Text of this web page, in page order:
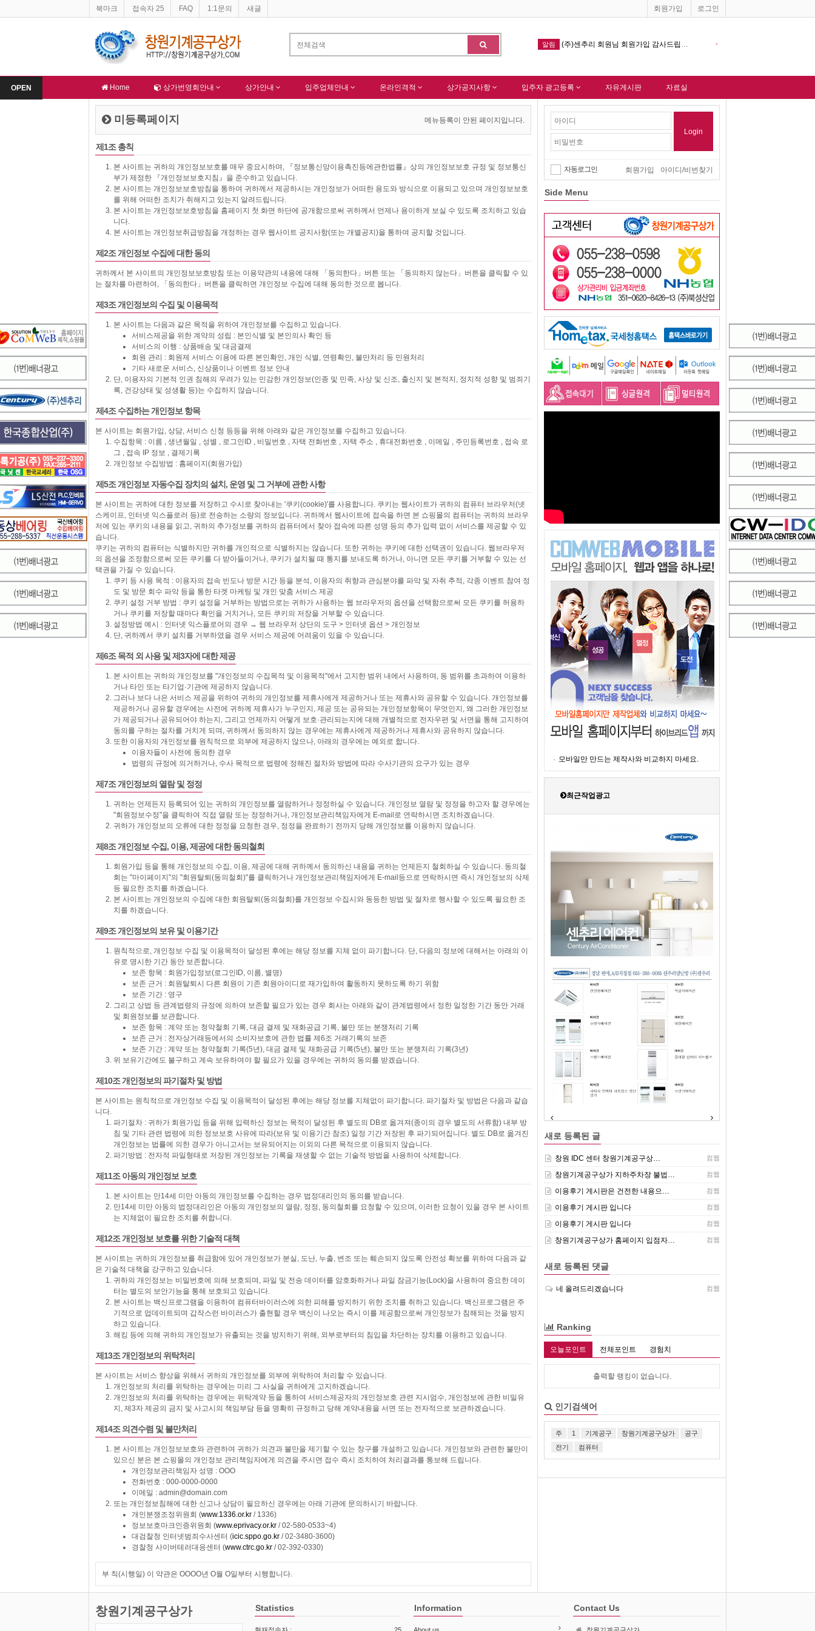
OPEN
북마크 접속자 25 FAQ 1:1문의 새글 회원가입 로그인
창원기계공구상가 홈페이지 네이버 등록완료 - 알림 한국종합산업(주) 회원님 가입을 축하드립니다 ! (주)센추리 회원님 회원가입 감사드립니다. - 알림 창원기계공구상가 홈페이지 다음포털 싸이트 등록완료 !!!
Home 상가번영회안내 상가안내 입주업체안내 온라인격적 상가공지사항 입주자 광고등록 자유게시판 자료실
미등록페이지 메뉴등록이 안된 페이지입니다.
제1조 총칙
본 사이트는 귀하의 개인정보보호를 매우 중요시하며, 『정보통신망이용촉진등에관한법률』상의 개인정보보호 규정 및 정보통신
부가 제정한 『개인정보보호지침』을 준수하고 있습니다.
본 사이트는 개인정보보호방침을 통하여 귀하께서 제공하시는 개인정보가 어떠한 용도와 방식으로 이용되고 있으며 개인정보보호
를 위해 어떠한 조치가 취해지고 있는지 알려드립니다.
본 사이트는 개인정보보호방침을 홈페이지 첫 화면 하단에 공개함으로써 귀하께서 언제나 용이하게 보실 수 있도록 조치하고 있습
니다.
본 사이트는 개인정보취급방침을 개정하는 경우 웹사이트 공지사항(또는 개별공지)을 통하여 공지할 것입니다.
제2조 개인정보 수집에 대한 동의
귀하께서 본 사이트의 개인정보보호방침 또는 이용약관의 내용에 대해 「동의한다」버튼 또는 「동의하지 않는다」버튼을 클릭할 수 있
는 절차를 마련하여, 「동의한다」버튼을 클릭하면 개인정보 수집에 대해 동의한 것으로 봅니다.
제3조 개인정보의 수집 및 이용목적
본 사이트는 다음과 같은 목적을 위하여 개인정보를 수집하고 있습니다.
서비스제공을 위한 계약의 성립 : 본인식별 및 본인의사 확인 등
서비스의 이행 : 상품배송 및 대금결제
회원 관리 : 회원제 서비스 이용에 따른 본인확인, 개인 식별, 연령확인, 불만처리 등 민원처리
기타 새로운 서비스, 신상품이나 이벤트 정보 안내
단, 이용자의 기본적 인권 침해의 우려가 있는 민감한 개인정보(인종 및 민족, 사상 및 신조, 출신지 및 본적지, 정치적 성향 및 범죄기
록, 건강상태 및 성생활 등)는 수집하지 않습니다.
제4조 수집하는 개인정보 항목
본 사이트는 회원가입, 상담, 서비스 신청 등등을 위해 아래와 같은 개인정보를 수집하고 있습니다.
수집항목 : 이름 , 생년월일 , 성별 , 로그인ID , 비밀번호 , 자택 전화번호 , 자택 주소 , 휴대전화번호 , 이메일 , 주민등록번호 , 접속 로
그 , 접속 IP 정보 , 결제기록
개인정보 수집방법 : 홈페이지(회원가입)
제5조 개인정보 자동수집 장치의 설치, 운영 및 그 거부에 관한 사항
본 사이트는 귀하에 대한 정보를 저장하고 수시로 찾아내는 '쿠키(cookie)'를 사용합니다. 쿠키는 웹사이트가 귀하의 컴퓨터 브라우저(넷
스케이프, 인터넷 익스플로러 등)로 전송하는 소량의 정보입니다. 귀하께서 웹사이트에 접속을 하면 본 쇼핑몰의 컴퓨터는 귀하의 브라우
저에 있는 쿠키의 내용을 읽고, 귀하의 추가정보를 귀하의 컴퓨터에서 찾아 접속에 따른 성명 등의 추가 입력 없이 서비스를 제공할 수 있
습니다.
쿠키는 귀하의 컴퓨터는 식별하지만 귀하를 개인적으로 식별하지는 않습니다. 또한 귀하는 쿠키에 대한 선택권이 있습니다. 웹브라우저
의 옵션을 조정함으로써 모든 쿠키를 다 받아들이거나, 쿠키가 설치될 때 통지를 보내도록 하거나, 아니면 모든 쿠키를 거부할 수 있는 선
택권을 가질 수 있습니다.
쿠키 등 사용 목적 : 이용자의 접속 빈도나 방문 시간 등을 분석, 이용자의 취향과 관심분야를 파악 및 자취 추적, 각종 이벤트 참여 정
도 및 방문 회수 파악 등을 통한 타겟 마케팅 및 개인 맞춤 서비스 제공
쿠키 설정 거부 방법 : 쿠키 설정을 거부하는 방법으로는 귀하가 사용하는 웹 브라우저의 옵션을 선택함으로써 모든 쿠키를 허용하
거나 쿠키를 저장할 때마다 확인을 거치거나, 모든 쿠키의 저장을 거부할 수 있습니다.
설정방법 예시 : 인터넷 익스플로어의 경우 → 웹 브라우저 상단의 도구 > 인터넷 옵션 > 개인정보
단, 귀하께서 쿠키 설치를 거부하였을 경우 서비스 제공에 어려움이 있을 수 있습니다.
제6조 목적 외 사용 및 제3자에 대한 제공
본 사이트는 귀하의 개인정보를 "개인정보의 수집목적 및 이용목적"에서 고지한 범위 내에서 사용하며, 동 범위를 초과하여 이용하
거나 타인 또는 타기업·기관에 제공하지 않습니다.
그러나 보다 나은 서비스 제공을 위하여 귀하의 개인정보를 제휴사에게 제공하거나 또는 제휴사와 공유할 수 있습니다. 개인정보를
제공하거나 공유할 경우에는 사전에 귀하께 제휴사가 누구인지, 제공 또는 공유되는 개인정보항목이 무엇인지, 왜 그러한 개인정보
가 제공되거나 공유되어야 하는지, 그리고 언제까지 어떻게 보호·관리되는지에 대해 개별적으로 전자우편 및 서면을 통해 고지하여
동의를 구하는 절차를 거치게 되며, 귀하께서 동의하지 않는 경우에는 제휴사에게 제공하거나 제휴사와 공유하지 않습니다.
또한 이용자의 개인정보를 원칙적으로 외부에 제공하지 않으나, 아래의 경우에는 예외로 합니다.
이용자들이 사전에 동의한 경우
법령의 규정에 의거하거나, 수사 목적으로 법령에 정해진 절차와 방법에 따라 수사기관의 요구가 있는 경우
제7조 개인정보의 열람 및 정정
귀하는 언제든지 등록되어 있는 귀하의 개인정보를 열람하거나 정정하실 수 있습니다. 개인정보 열람 및 정정을 하고자 할 경우에는
"회원정보수정"을 클릭하여 직접 열람 또는 정정하거나, 개인정보관리책임자에게 E-mail로 연락하시면 조치하겠습니다.
귀하가 개인정보의 오류에 대한 정정을 요청한 경우, 정정을 완료하기 전까지 당해 개인정보를 이용하지 않습니다.
제8조 개인정보 수집, 이용, 제공에 대한 동의철회
회원가입 등을 통해 개인정보의 수집, 이용, 제공에 대해 귀하께서 동의하신 내용을 귀하는 언제든지 철회하실 수 있습니다. 동의철
회는 "마이페이지"의 "회원탈퇴(동의철회)"를 클릭하거나 개인정보관리책임자에게 E-mail등으로 연락하시면 즉시 개인정보의 삭제
등 필요한 조치를 하겠습니다.
본 사이트는 개인정보의 수집에 대한 회원탈퇴(동의철회)를 개인정보 수집시와 동등한 방법 및 절차로 행사할 수 있도록 필요한 조
치를 하겠습니다.
제9조 개인정보의 보유 및 이용기간
원칙적으로, 개인정보 수집 및 이용목적이 달성된 후에는 해당 정보를 지체 없이 파기합니다. 단, 다음의 정보에 대해서는 아래의 이
유로 명시한 기간 동안 보존합니다.
보존 항목 : 회원가입정보(로그인ID, 이름, 별명)
보존 근거 : 회원탈퇴시 다른 회원이 기존 회원아이디로 재가입하여 활동하지 못하도록 하기 위함
보존 기간 : 영구
그리고 상법 등 관계법령의 규정에 의하여 보존할 필요가 있는 경우 회사는 아래와 같이 관계법령에서 정한 일정한 기간 동안 거래
및 회원정보를 보관합니다.
보존 항목 : 계약 또는 청약철회 기록, 대금 결제 및 재화공급 기록, 불만 또는 분쟁처리 기록
보존 근거 : 전자상거래등에서의 소비자보호에 관한 법률 제6조 거래기록의 보존
보존 기간 : 계약 또는 청약철회 기록(5년), 대금 결제 및 재화공급 기록(5년), 불만 또는 분쟁처리 기록(3년)
위 보유기간에도 불구하고 계속 보유하여야 할 필요가 있을 경우에는 귀하의 동의를 받겠습니다.
제10조 개인정보의 파기절차 및 방법
본 사이트는 원칙적으로 개인정보 수집 및 이용목적이 달성된 후에는 해당 정보를 지체없이 파기합니다. 파기절차 및 방법은 다음과 같습
니다.
파기절차 : 귀하가 회원가입 등을 위해 입력하신 정보는 목적이 달성된 후 별도의 DB로 옮겨져(종이의 경우 별도의 서류함) 내부 방
침 및 기타 관련 법령에 의한 정보보호 사유에 따라(보유 및 이용기간 참조) 일정 기간 저장된 후 파기되어집니다. 별도 DB로 옮겨진
개인정보는 법률에 의한 경우가 아니고서는 보유되어지는 이외의 다른 목적으로 이용되지 않습니다.
파기방법 : 전자적 파일형태로 저장된 개인정보는 기록을 재생할 수 없는 기술적 방법을 사용하여 삭제합니다.
제11조 아동의 개인정보 보호
본 사이트는 만14세 미만 아동의 개인정보를 수집하는 경우 법정대리인의 동의를 받습니다.
만14세 미만 아동의 법정대리인은 아동의 개인정보의 열람, 정정, 동의철회를 요청할 수 있으며, 이러한 요청이 있을 경우 본 사이트
는 지체없이 필요한 조치를 취합니다.
제12조 개인정보 보호를 위한 기술적 대책
본 사이트는 귀하의 개인정보를 취급함에 있어 개인정보가 분실, 도난, 누출, 변조 또는 훼손되지 않도록 안전성 확보를 위하여 다음과 같
은 기술적 대책을 강구하고 있습니다.
귀하의 개인정보는 비밀번호에 의해 보호되며, 파일 및 전송 데이터를 암호화하거나 파일 잠금기능(Lock)을 사용하여 중요한 데이
터는 별도의 보안기능을 통해 보호되고 있습니다.
본 사이트는 백신프로그램을 이용하여 컴퓨터바이러스에 의한 피해를 방지하기 위한 조치를 취하고 있습니다. 백신프로그램은 주
기적으로 업데이트되며 갑작스런 바이러스가 출현할 경우 백신이 나오는 즉시 이를 제공함으로써 개인정보가 침해되는 것을 방지
하고 있습니다.
해킹 등에 의해 귀하의 개인정보가 유출되는 것을 방지하기 위해, 외부로부터의 침입을 차단하는 장치를 이용하고 있습니다.
제13조 개인정보의 위탁처리
본 사이트는 서비스 향상을 위해서 귀하의 개인정보를 외부에 위탁하여 처리할 수 있습니다.
개인정보의 처리를 위탁하는 경우에는 미리 그 사실을 귀하에게 고지하겠습니다.
개인정보의 처리를 위탁하는 경우에는 위탁계약 등을 통하여 서비스제공자의 개인정보호 관련 지시엄수, 개인정보에 관한 비밀유
지, 제3자 제공의 금지 및 사고시의 책임부담 등을 명확히 규정하고 당해 계약내용을 서면 또는 전자적으로 보관하겠습니다.
제14조 의견수렴 및 불만처리
본 사이트는 개인정보보호와 관련하여 귀하가 의견과 불만을 제기할 수 있는 창구를 개설하고 있습니다. 개인정보와 관련한 불만이
있으신 분은 본 쇼핑몰의 개인정보 관리책임자에게 의견을 주시면 접수 즉시 조치하여 처리결과를 통보해 드립니다.
개인정보관리책임자 성명 : OOO
전화번호 : 000-0000-0000
이메일 : admin@domain.com
또는 개인정보침해에 대한 신고나 상담이 필요하신 경우에는 아래 기관에 문의하시기 바랍니다.
개인분쟁조정위원회 (www.1336.or.kr / 1336)
정보보호마크인증위원회 (www.eprivacy.or.kr / 02-580-0533~4)
대검찰청 인터넷범죄수사센터 (icic.sppo.go.kr / 02-3480-3600)
경찰청 사이버테러대응센터 (www.ctrc.go.kr / 02-392-0330)
부 칙(시행일) 이 약관은 OOOO년 O월 O일부터 시행합니다.
Login
자동로그인 아이디/비번찾기
회원가입
Side Menu
모바일만 만드는 제작사와 비교하지 마세요.
최근작업광고
새로 등록된 글
창원 IDC 센터 창원기계공구상… 컴웹
창원기계공구상가 지하주차장 불법… 컴웹
이용후기 게시판은 건전한 내용으… 컴웹
이용후기 게시판 입니다 컴웹
이용후기 게시판 입니다 컴웹
창원기계공구상가 홈페이지 입점자… 컴웹
새로 등록된 댓글
네 올려드리겠습니다 컴웹
Ranking
오늘포인트 전체포인트 경험치
출력할 랭킹이 없습니다.
인기검색어
주 1 기계공구 창원기계공구상가
공구
전기
컴퓨터
창원기계공구상가 Statistics Information Contact Us